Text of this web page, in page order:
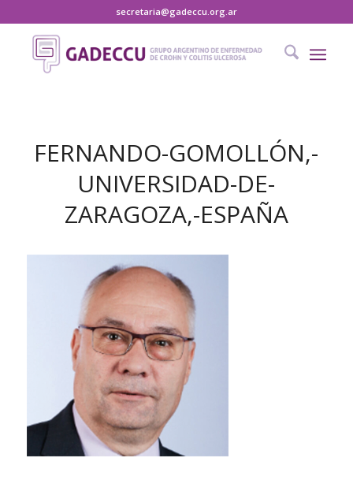
secretaria@gadeccu.org.ar
FERNANDO-GOMOLLÓN,-
UNIVERSIDAD-DE-
ZARAGOZA,-ESPAÑA